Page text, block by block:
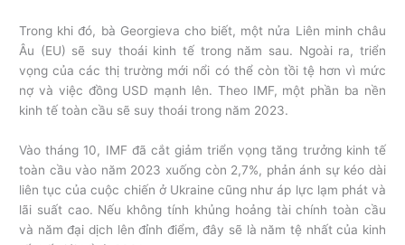
Trong khi đó, bà Georgieva cho biết, một nửa Liên minh châu
Âu (EU) sẽ suy thoái kinh tế trong năm sau. Ngoài ra, triển
vọng của các thị trường mới nổi có thể còn tồi tệ hơn vì mức
nợ và việc đồng USD mạnh lên. Theo IMF, một phần ba nền
kinh tế toàn cầu sẽ suy thoái trong năm 2023.
Vào tháng 10, IMF đã cắt giảm triển vọng tăng trưởng kinh tế
toàn cầu vào năm 2023 xuống còn 2,7%, phản ánh sự kéo dài
liên tục của cuộc chiến ở Ukraine cũng như áp lực lạm phát và
lãi suất cao. Nếu không tính khủng hoảng tài chính toàn cầu
và năm đại dịch lên đỉnh điểm, đây sẽ là năm tệ nhất của kinh